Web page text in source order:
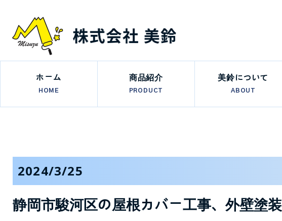
ホーム
HOME
商品紹介
PRODUCT
美鈴について
ABOUT
2024/3/25
静岡市駿河区の屋根カバー工事、外壁塗装